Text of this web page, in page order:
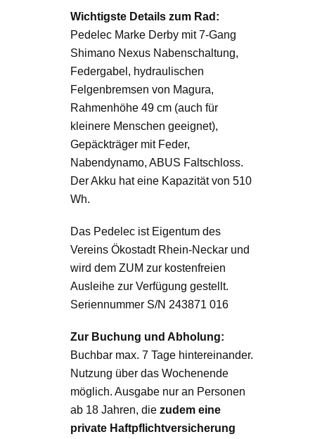
Wichtigste Details zum Rad:
Pedelec Marke Derby mit 7-Gang
Shimano Nexus Nabenschaltung,
Federgabel, hydraulischen
Felgenbremsen von Magura,
Rahmenhöhe 49 cm (auch für
kleinere Menschen geeignet),
Gepäckträger mit Feder,
Nabendynamo, ABUS Faltschloss.
Der Akku hat eine Kapazität von 510
Wh.
Das Pedelec ist Eigentum des
Vereins Ökostadt Rhein-Neckar und
wird dem ZUM zur kostenfreien
Ausleihe zur Verfügung gestellt.
Seriennummer S/N 243871 016
Zur Buchung und Abholung:
Buchbar max. 7 Tage hintereinander.
Nutzung über das Wochenende
möglich. Ausgabe nur an Personen
ab 18 Jahren, die zudem eine
private Haftpflichtversicherung